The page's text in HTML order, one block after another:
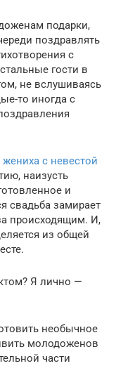
подарки,
поздравлять
с
гости в
не вслушиваясь
то иногда с
жениха с невестой
наизусть
и
свадьба замирает
происходящим. И,
из общей
Я лично —
необычное
молодоженов
части